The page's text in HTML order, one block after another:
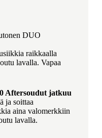
DUO
raikkaalla
lavalla. Vapaa
Aftersoudut jatkuu
ja soittaa
aina valomerkkiin
lavalla.